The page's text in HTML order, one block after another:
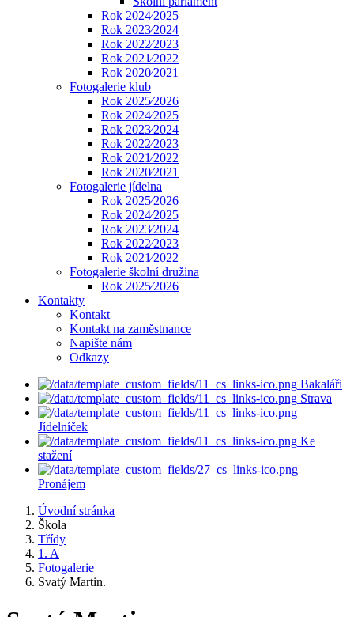
Rok 2024⁄2025
Rok 2023⁄2024
Rok 2022⁄2023
Rok 2021⁄2022
Rok 2020⁄2021
Fotogalerie klub
Rok 2025⁄2026
Rok 2024⁄2025
Rok 2023⁄2024
Rok 2022⁄2023
Rok 2021⁄2022
Rok 2020⁄2021
Fotogalerie jídelna
Rok 2025⁄2026
Rok 2024⁄2025
Rok 2023⁄2024
Rok 2022⁄2023
Rok 2021⁄2022
Fotogalerie školní družina
Rok 2025⁄2026
Kontakty
Kontakt
Kontakt na zaměstnance
Napište nám
Odkazy
Bakaláři
Strava
Jídelníček
Ke
stažení
Pronájem
Úvodní stránka
Škola
Třídy
1. A
Fotogalerie
Svatý Martin.